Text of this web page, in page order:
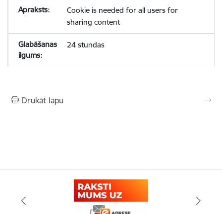
Cookie is needed for all users for
sharing content
24 stundas
Drukāt lapu